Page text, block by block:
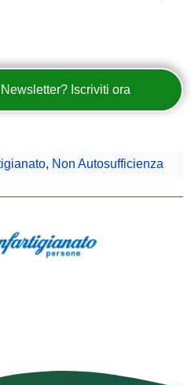
Iscriviti ora
, Non Autosufficienza